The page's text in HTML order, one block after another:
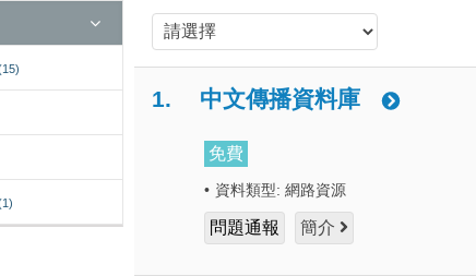
15
1
1. 中文傳播資料庫
免費
• 資料類型: 網路資源
問題通報 簡介